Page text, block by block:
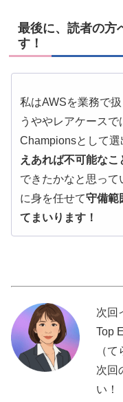
最後に、読者の方
す！
私はAWSを業務で
うややレアケース
Championsとして選
えあれば不可能なこ
できたかなと思っ
に身を任せて守備範
てまいります！
次回
Top
（
次回
い！